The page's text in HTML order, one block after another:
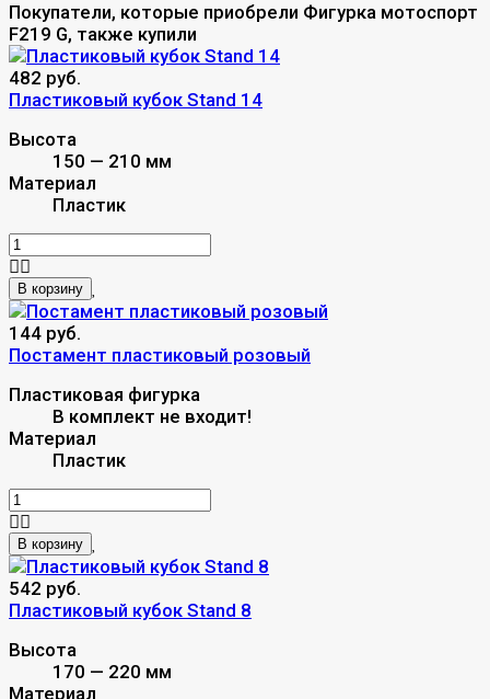
Покупатели, которые приобрели Фигурка мотоспорт
F219 G, также купили
482 руб.
Пластиковый кубок Stand 14
Высота
150 — 210 мм
Материал
Пластик
В корзину
144 руб.
Постамент пластиковый розовый
Пластиковая фигурка
В комплект не входит!
Материал
Пластик
В корзину
542 руб.
Пластиковый кубок Stand 8
Высота
170 — 220 мм
Материал